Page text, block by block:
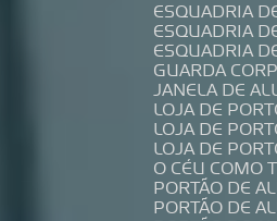
ESQUADRIA
ESQUADRIA
ESQUADRIA
GUARDA
JANELA DE
LOJA DE
LOJA DE
LOJA DE
O CÉU
PORTÃO DE
PORTÃO DE